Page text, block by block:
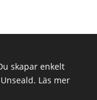
skapar enkelt
Läs mer